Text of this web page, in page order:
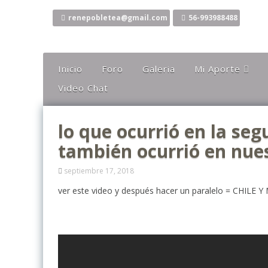
renepobletea@gmail.com 56-993988488
Inicio Foro Galeria Mi Aporte
Comentarios
El Canto Del
El Canto De La
Mis Karaokes
Video Chat
lo que ocurrió en la
también ocurrió en
septiembre 17, 2018
ver este video y después hacer un paralelo = CHILE Y